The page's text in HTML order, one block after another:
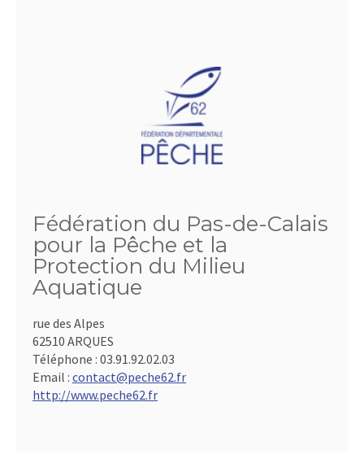
Fédération du Pas-de-Calais
pour la Pêche et la
Protection du Milieu
Aquatique
rue des Alpes
62510 ARQUES
Téléphone : 03.91.92.02.03
Email : contact@peche62.fr
http://www.peche62.fr